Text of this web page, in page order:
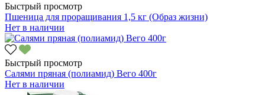
Быстрый просмотр
Пшеница для проращивания 1,5 кг (Образ жизни)
Нет в наличии
Быстрый просмотр
Салями пряная (полиамид) Вего 400г
Нет в наличии